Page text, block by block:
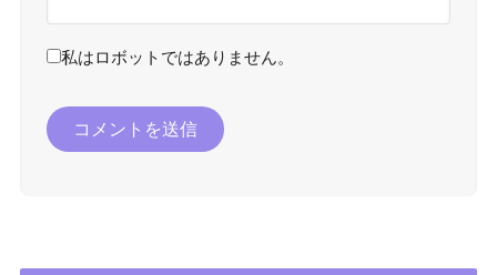
私はロボットではありません。